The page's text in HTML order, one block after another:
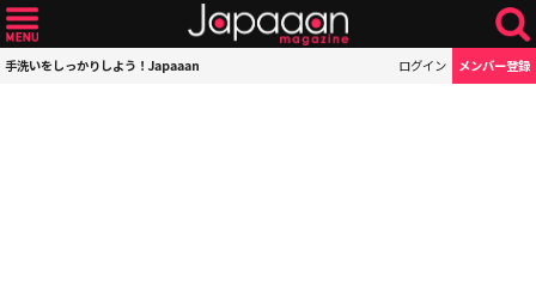
手洗いをしっかりしよう！Japaaan ログイン メンバー登録